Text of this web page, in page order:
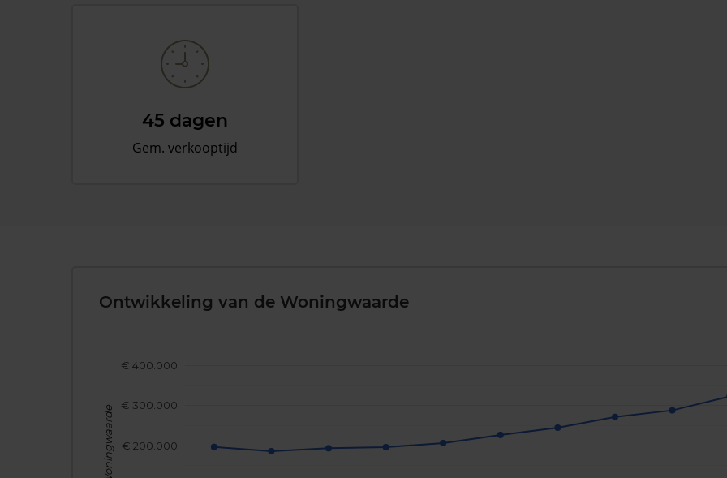
45 dagen
Gem. verkooptijd
Ontwikkeling van de Woningwaarde
€ 200.000
€ 300.000
€ 400.000
Woningwaarde